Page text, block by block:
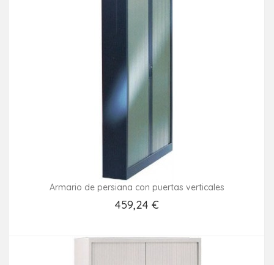
Armario de persiana con puertas verticales
459,24 €